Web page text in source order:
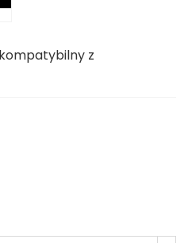
kompatybilny z